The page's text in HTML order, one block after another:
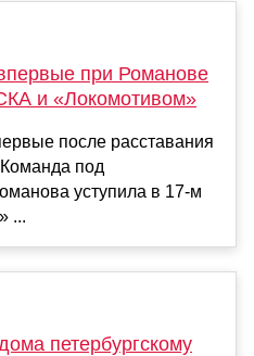
при Романове
и «Локомотивом»
после расставания
под
уступила в 17-м
...
петербургскому